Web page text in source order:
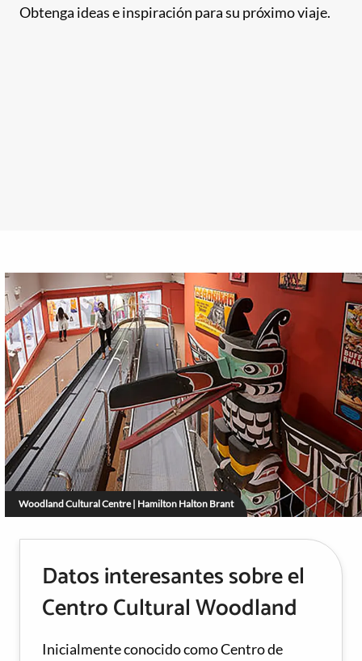
Obtenga ideas e inspiración para su próximo viaje.
Woodland Cultural Centre | Hamilton Halton Brant
Datos interesantes sobre el
Centro Cultural Woodland
Inicialmente conocido como Centro de